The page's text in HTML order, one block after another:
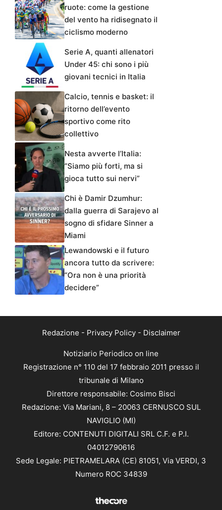
ruote: come la gestione
del vento ha ridisegnato il
ciclismo moderno
Serie A, quanti allenatori
Under 45: chi sono i più
giovani tecnici in Italia
Calcio, tennis e basket: il
ritorno dell’evento
sportivo come rito
collettivo
Nesta avverte l’Italia:
“Siamo più forti, ma si
gioca tutto sui nervi”
Chi è Damir Dzumhur:
dalla guerra di Sarajevo al
sogno di sfidare Sinner a
Miami
Lewandowski e il futuro
ancora tutto da scrivere:
“Ora non è una priorità
decidere”
Redazione - Privacy Policy- Disclaimer
Notiziario Periodico on line
Registrazione n° 110 del 17 febbraio 2011 presso il
tribunale di Milano
Direttore responsabile: Cosimo Bisci
Redazione: Via Mariani, 8 – 20063 CERNUSCO SUL
NAVIGLIO (MI)
Editore: CONTENUTI DIGITALI SRL C.F. e P.I.
04012790616
Sede Legale: PIETRAMELARA (CE) 81051, Via VERDI, 3
Numero ROC 34839